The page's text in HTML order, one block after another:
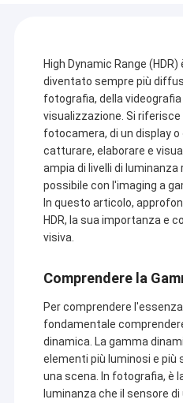
High Dynamic Range
diventato sempre più
fotografia, della
visualizzazione. Si
fotocamera, di un display
catturare, elaborare e
ampia di livelli di
possibile con l'imaging a
In questo articolo,
HDR, la sua importanza e
visiva.
Comprendere la
Per comprendere l'essenza
fondamentale
dinamica. La gamma
elementi più luminosi e più
una scena. In fotografia, è
luminanza che il sensore